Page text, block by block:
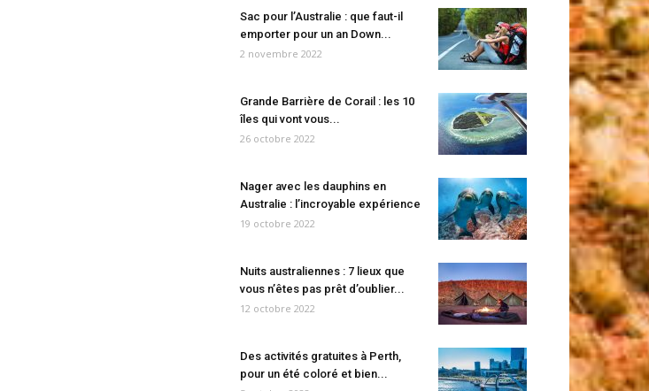
Sac pour l’Australie : que faut-il
emporter pour un an Down...
2 novembre 2022
Grande Barrière de Corail : les 10
îles qui vont vous...
26 octobre 2022
Nager avec les dauphins en
Australie : l’incroyable expérience
19 octobre 2022
Nuits australiennes : 7 lieux que
vous n’êtes pas prêt d’oublier...
12 octobre 2022
Des activités gratuites à Perth,
pour un été coloré et bien...